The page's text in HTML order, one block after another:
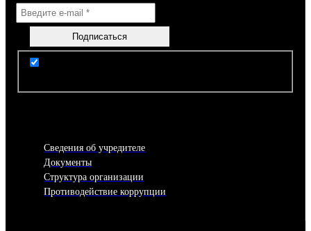
Сведения об учредителе
Документы
Структура организации
Противодействие коррупции